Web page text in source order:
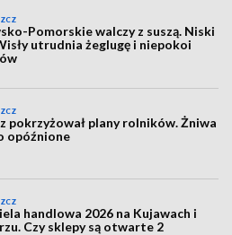
Pomorskie walczy z suszą. Niski
utrudnia żeglugę i niepokoi
pokrzyżował plany rolników. Żniwa
opóźnione
handlowa 2026 na Kujawach i
Czy sklepy są otwarte 2